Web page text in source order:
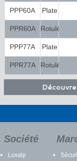
PPP60A Plate
PPR60A Rotulée
PPP77A Plate
PPR77A Rotulée
Société
Luxalp